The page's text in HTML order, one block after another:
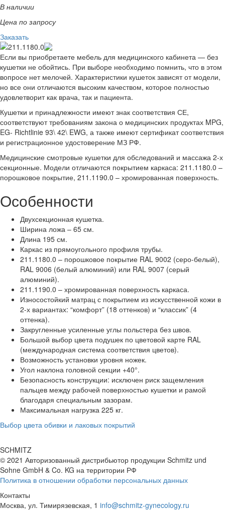
В наличии
Цена по запросу
Заказать
Если вы приобретаете мебель для медицинского кабинета — без
кушетки не обойтись. При выборе необходимо помнить, что в этом
вопросе нет мелочей. Характеристики кушеток зависят от модели,
но все они отличаются высоким качеством, которое полностью
удовлетворит как врача, так и пациента.
Кушетки и принадлежности имеют знак соответствия СЕ,
соответствуют требованиям закона о медицинских продуктах MPG,
EG- Richtlinie 93\ 42\ EWG, а также имеют сертификат соответствия
и регистрационное удостоверение МЗ РФ.
Медицинские смотровые кушетки для обследований и массажа 2-х
секционные. Модели отличаются покрытием каркаса: 211.1180.0 –
порошковое покрытие, 211.1190.0 – хромированная поверхность.
Особенности
Двухсекционная кушетка.
Ширина ложа – 65 см.
Длина 195 см.
Каркас из прямоугольного профиля трубы.
211.1180.0 – порошковое покрытие RAL 9002 (серо-белый),
RAL 9006 (белый алюминий) или RAL 9007 (серый
алюминий).
211.1190.0 – хромированная поверхность каркаса.
Износостойкий матрац с покрытием из искусственной кожи в
2-х вариантах: “комфорт” (18 оттенков) и “классик” (4
оттенка).
Закругленные усиленные углы польстера без швов.
Большой выбор цвета подушек по цветовой карте RAL
(международная система соответствия цветов).
Возможность установки уровня ножек.
Угол наклона головной секции +40°.
Безопасность конструкции: исключен риск защемления
пальцев между рабочей поверхностью кушетки и рамой
благодаря специальным зазорам.
Максимальная нагрузка 225 кг.
Выбор цвета обивки и лаковых покрытий
SCHMITZ
© 2021 Авторизованный дистрибьютор продукции Schmitz und
Sohne GmbH & Co. KG на территории РФ
Политика в отношении обработки персональных данных
Контакты
Москва, ул. Тимирязевская, 1 info@schmitz-gynecology.ru